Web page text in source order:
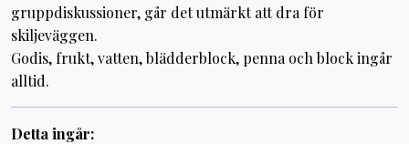
gruppdiskussioner, går det utmärkt att dra för
skiljeväggen.
Godis, frukt, vatten, blädderblock, penna och block ingår
alltid.
Detta ingår: